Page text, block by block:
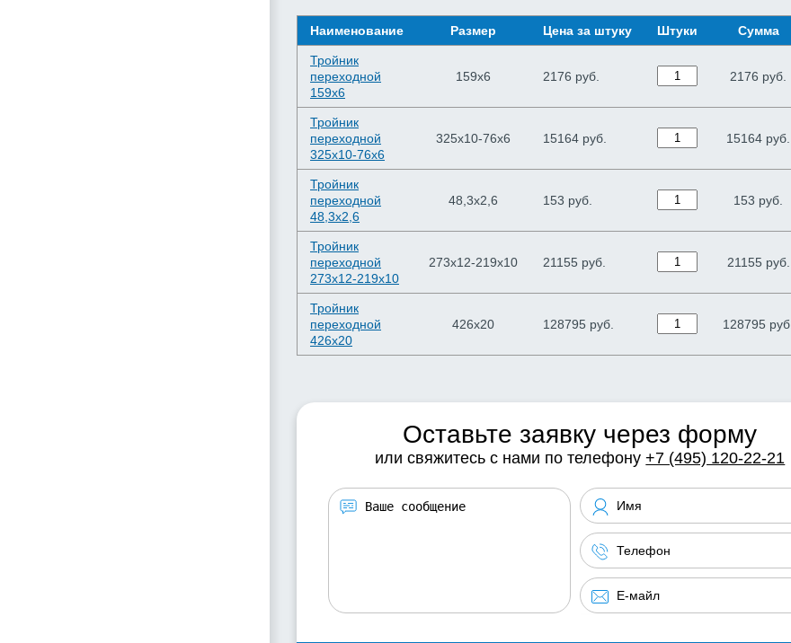
Наименование Размер Цена за штуку Штуки Сумма
Тройник
переходной
159х6
159х6 2176 руб. 2176 руб.
Тройник
переходной
325х10-76х6
325х10-76х6 15164 руб. 15164 руб.
Тройник
переходной
48,3х2,6
48,3х2,6 153 руб. 153 руб.
Тройник
переходной
273х12-219х10
273х12-219х10 21155 руб. 21155руб.
Тройник
переходной
426х20
426х20 128795 руб. 128795 руб.
Оставьте заявку через форму
или свяжитесь с нами по телефону+7 (495) 120-22-21